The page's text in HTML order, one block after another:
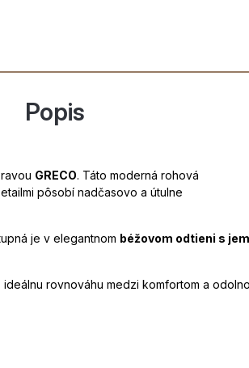
Popis
GRECO. Táto moderná rohová
pôsobí nadčasovo a útulne
je v elegantnom béžovom odtieni s
rovnováhu medzi komfortom a